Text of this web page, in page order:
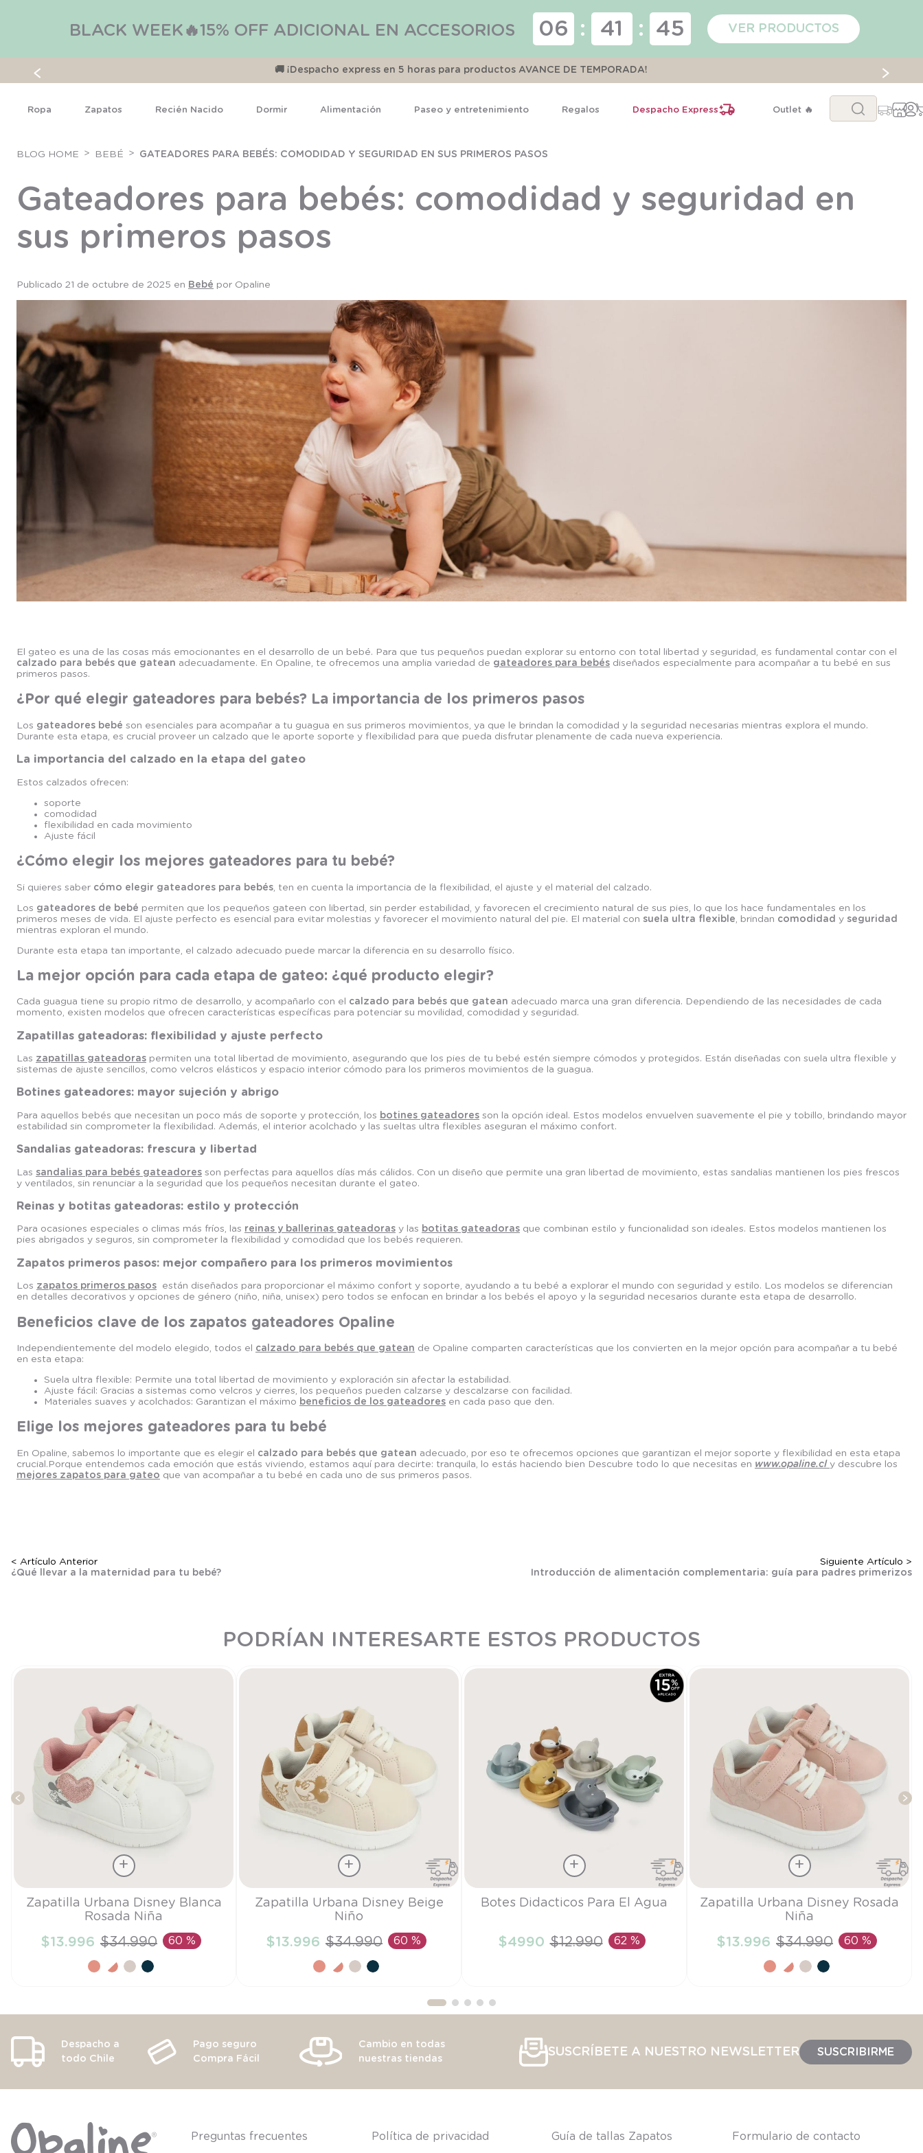
BLACK WEEK🔥15% OFF ADICIONAL EN ACCESORIOS 06 : 41 : 44 VER PRODUCTOS
🚚 ¡Despacho express en 5 horas para productos AVANCE DE TEMPORADA!
Ropa Zapatos Recién Nacido Dormir Alimentación Paseo y entretenimiento Regalos Despacho Express Outlet 🔥
Buscar...
BLOG HOME BEBÉ GATEADORES PARA BEBÉS: COMODIDAD Y SEGURIDAD EN SUS PRIMEROS PASOS
Gateadores para bebés: comodidad y seguridad en
sus primeros pasos
Publicado 21 de octubre de 2025 en Bebé por Opaline
El gateo es una de las cosas más emocionantes en el desarrollo de un bebé. Para que tus pequeños puedan explorar su entorno con total libertad y seguridad, es fundamental contar con el
calzado para bebés que gatean adecuadamente. En Opaline, te ofrecemos una amplia variedad de gateadores para bebés diseñados especialmente para acompañar a tu bebé en sus
primeros pasos.
¿Por qué elegir gateadores para bebés? La importancia de los primeros pasos
Los gateadores bebé son esenciales para acompañar a tu guagua en sus primeros movimientos, ya que le brindan la comodidad y la seguridad necesarias mientras explora el mundo.
Durante esta etapa, es crucial proveer un calzado que le aporte soporte y flexibilidad para que pueda disfrutar plenamente de cada nueva experiencia.
La importancia del calzado en la etapa del gateo
Estos calzados ofrecen:
soporte
comodidad
flexibilidad en cada movimiento
Ajuste fácil
¿Cómo elegir los mejores gateadores para tu bebé?
Si quieres saber cómo elegir gateadores para bebés , ten en cuenta la importancia de la flexibilidad, el ajuste y el material del calzado.
Los gateadores de bebé permiten que los pequeños gateen con libertad, sin perder estabilidad, y favorecen el crecimiento natural de sus pies, lo que los hace fundamentales en los
primeros meses de vida. El ajuste perfecto es esencial para evitar molestias y favorecer el movimiento natural del pie. El material con suela ultra flexible , brindan comodidad y seguridad
mientras exploran el mundo.
Durante esta etapa tan importante, el calzado adecuado puede marcar la diferencia en su desarrollo físico.
La mejor opción para cada etapa de gateo: ¿qué producto elegir?
Cada guagua tiene su propio ritmo de desarrollo, y acompañarlo con el calzado para bebés que gatean adecuado marca una gran diferencia. Dependiendo de las necesidades de cada
momento, existen modelos que ofrecen características específicas para potenciar su movilidad, comodidad y seguridad.
Zapatillas gateadoras: flexibilidad y ajuste perfecto
Las zapatillas gateadoras permiten una total libertad de movimiento, asegurando que los pies de tu bebé estén siempre cómodos y protegidos. Están diseñadas con suela ultra flexible y
sistemas de ajuste sencillos, como velcros elásticos y espacio interior cómodo para los primeros movimientos de la guagua.
Botines gateadores: mayor sujeción y abrigo
Para aquellos bebés que necesitan un poco más de soporte y protección, los botines gateadores son la opción ideal. Estos modelos envuelven suavemente el pie y tobillo, brindando mayor
estabilidad sin comprometer la flexibilidad. Además, el interior acolchado y las sueltas ultra flexibles aseguran el máximo confort.
Sandalias gateadoras: frescura y libertad
Las sandalias para bebés gateadores son perfectas para aquellos días más cálidos. Con un diseño que permite una gran libertad de movimiento, estas sandalias mantienen los pies frescos
y ventilados, sin renunciar a la seguridad que los pequeños necesitan durante el gateo.
Reinas y botitas gateadoras: estilo y protección
Para ocasiones especiales o climas más fríos, las reinas y ballerinas gateadoras y las botitas gateadoras que combinan estilo y funcionalidad son ideales. Estos modelos mantienen los
pies abrigados y seguros, sin comprometer la flexibilidad y comodidad que los bebés requieren.
Zapatos primeros pasos: mejor compañero para los primeros movimientos
Los zapatos primeros pasos están diseñados para proporcionar el máximo confort y soporte, ayudando a tu bebé a explorar el mundo con seguridad y estilo. Los modelos se diferencian
en detalles decorativos y opciones de género (niño, niña, unisex) pero todos se enfocan en brindar a los bebés el apoyo y la seguridad necesarios durante esta etapa de desarrollo.
Beneficios clave de los zapatos gateadores Opaline
Independientemente del modelo elegido, todos el calzado para bebés que gatean de Opaline comparten características que los convierten en la mejor opción para acompañar a tu bebé
en esta etapa:
Suela ultra flexible: Permite una total libertad de movimiento y exploración sin afectar la estabilidad.
Ajuste fácil: Gracias a sistemas como velcros y cierres, los pequeños pueden calzarse y descalzarse con facilidad.
Materiales suaves y acolchados: Garantizan el máximo beneficios de los gateadores en cada paso que den.
Elige los mejores gateadores para tu bebé
En Opaline, sabemos lo importante que es elegir el calzado para bebés que gatean adecuado, por eso te ofrecemos opciones que garantizan el mejor soporte y flexibilidad en esta etapa
crucial.Porque entendemos cada emoción que estás viviendo, estamos aquí para decirte: tranquila, lo estás haciendo bien Descubre todo lo que necesitas en www.opaline.cl y descubre los
mejores zapatos para gateo que van acompañar a tu bebé en cada uno de sus primeros pasos.
< Artículo Anterior
¿Qué llevar a la maternidad para tu bebé?
Siguiente Artículo >
Introducción de alimentación complementaria: guía para padres primerizos
PODRÍAN INTERESARTE ESTOS PRODUCTOS
Talla
AÑADIR AL CARRITO
Zapatilla Urbana Disney Blanca
Rosada Niña
$13.996 $34.990 60 %
Talla
AÑADIR AL CARRITO
Zapatilla Urbana Disney Beige
Niño
$13.996 $34.990 60 %
Talla
AÑADIR AL CARRITO
Botes Didacticos Para El Agua
$4990 $12.990 62 %
Talla
AÑADIR AL CARRITO
Zapatilla Urbana Disney Rosada
Niña
$13.996 $34.990 60 %
Despacho a
todo Chile
Pago seguro
Compra Fácil
Cambio en todas
nuestras tiendas
SUSCRÍBETE A NUESTRO NEWSLETTER SUSCRIBIRME
Preguntas frecuentes Política de privacidad Guía de tallas Zapatos Formulario de contacto
TÉRMINOS MÁS BUSCADOS
2.
calcetines
7.
8.
saco dormir
9.
10.